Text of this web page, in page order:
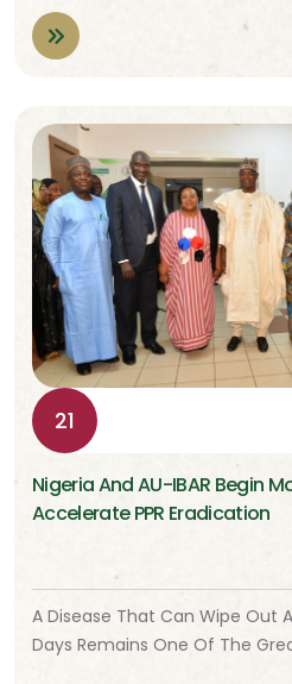
21
Nigeria And AU-IBAR Begin
Accelerate PPR Eradication
A Disease That Can Wipe Out
Days Remains One Of The